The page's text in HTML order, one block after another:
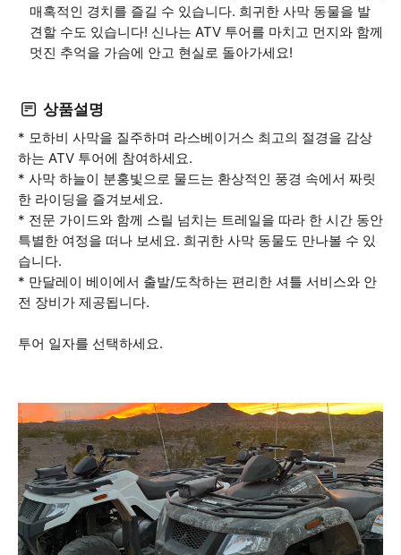
매혹적인 경치를 즐길 수 있습니다. 희귀한 사막 동물을 발
견할 수도 있습니다! 신나는 ATV 투어를 마치고 먼지와 함께
멋진 추억을 가슴에 안고 현실로 돌아가세요!
상품설명
* 모하비 사막을 질주하며 라스베이거스 최고의 절경을 감상
하는 ATV 투어에 참여하세요.
* 사막 하늘이 분홍빛으로 물드는 환상적인 풍경 속에서 짜릿
한 라이딩을 즐겨보세요.
* 전문 가이드와 함께 스릴 넘치는 트레일을 따라 한 시간 동안
특별한 여정을 떠나 보세요. 희귀한 사막 동물도 만나볼 수 있
습니다.
* 만달레이 베이에서 출발/도착하는 편리한 셔틀 서비스와 안
전 장비가 제공됩니다.
투어 일자를 선택하세요.